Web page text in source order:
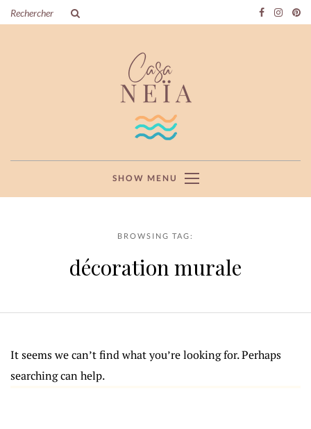
SHOW MENU
BROWSING TAG:
décoration murale
It seems we can’t find what you’re looking for. Perhaps
searching can help.